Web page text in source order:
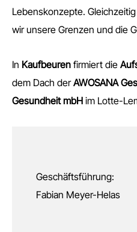
Lebenskonzepte.
wir unsere Grenzen und die
In Kaufbeuren firmiert die
dem Dach derAWOSANA
Gesundheit mbH im Lotte-
Geschäftsführung:
Fabian Meyer-Helas